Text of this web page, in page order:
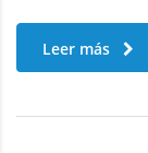
Leer más